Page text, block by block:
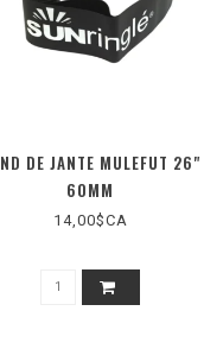
DE JANTE MULEFUT 26"
60MM
14,00$CA